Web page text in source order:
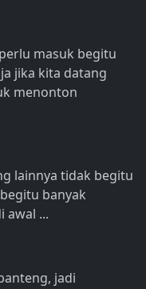
masuk begitu
jika kita datang
menonton
lainnya tidak begitu
banyak
awal ...
jadi